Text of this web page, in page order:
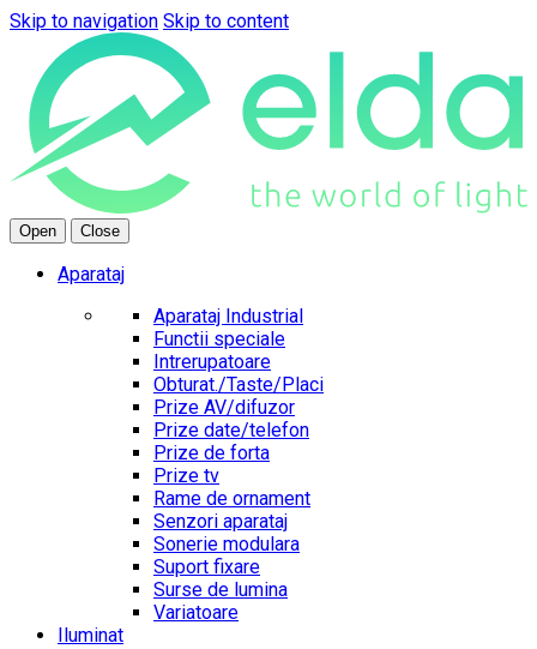
Skip to navigation Skip to content
Open Close
Aparataj
Aparataj Industrial
Functii speciale
Intrerupatoare
Obturat./Taste/Placi
Prize AV/difuzor
Prize date/telefon
Prize de forta
Prize tv
Rame de ornament
Senzori aparataj
Sonerie modulara
Suport fixare
Surse de lumina
Variatoare
Iluminat